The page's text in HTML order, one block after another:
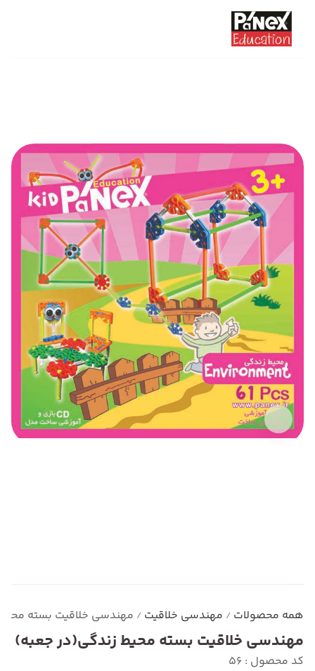
همه محصولات / مهندسی خلاقیت / مهندسی خلاقیت بسته
مهندسی خلاقیت بسته محیط زندگی(در جعبه)
کد محصول : 56